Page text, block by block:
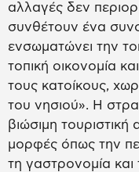
αλλαγές δεν
συνθέτουν ένα
ενσωματώνει την
τοπική οικονομία
τους κατοίκους,
του νησιού». Η
βιώσιμη
μορφές όπως την
τη γαστρονομία και